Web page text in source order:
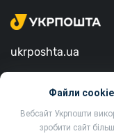
Файли cookie
Вебсайт Укрпошти
зробити сайт
ukrposhta.ua
01001, Україна